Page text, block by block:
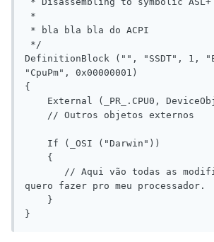
DefinitionBlock ("", "SSDT", 1,
"CpuPm", 0x00000001)
{
quero fazer pro meu processador.